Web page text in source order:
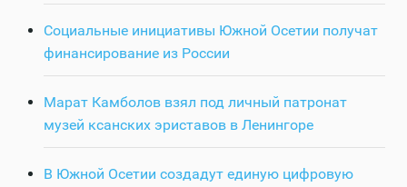
Социальные инициативы Южной Осетии получат
финансирование из России
Марат Камболов взял под личный патронат
музей ксанских эриставов в Ленингоре
В Южной Осетии создадут единую цифровую